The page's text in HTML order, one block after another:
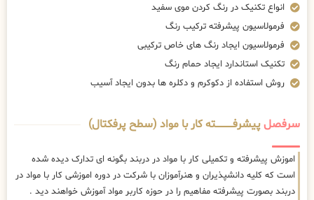
انواع تکنیک در رنگ کردن موی سفید
فرمولاسیون پیشرفته ترکیب رنگ
فرمولاسیون ایجاد رنگ های خاص ترکیبی
تکنیک استاندارد ایجاد حمام رنگ
روش استفاده از دکوکرم و دکلره ها بدون ایجاد آسیب
سرفصلپیشرفــــــــــــته کار با مواد (سطح پرفکتال)
اموزش پیشرفته و تکمیلی کار با مواد در دربند بگونه ای تدارک دیده شده
است که کلیه دانشپذیران و هنرآموزان با شرکت در دوره اموزشی کار با مواد در
دربند بصورت پیشرفته مفاهیم را در حوزه کاربر مواد آموزش خواهند دید .